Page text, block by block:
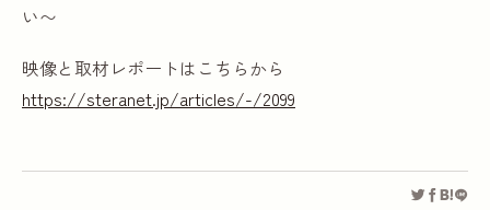
い〜
映像と取材レポートはこちらから
https://steranet.jp/articles/-/2099